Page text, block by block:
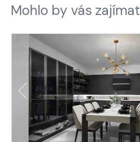
Mohlo by vás zajímat